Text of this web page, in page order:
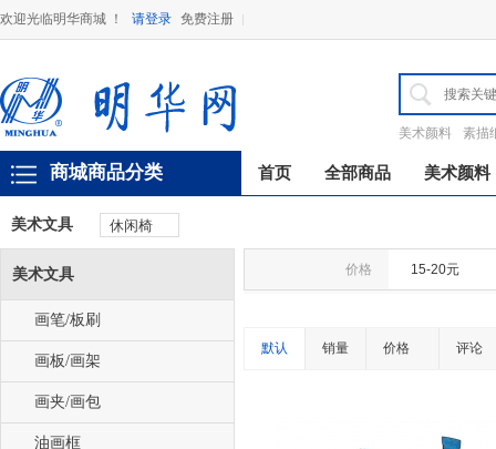
欢迎光临明华商城 ！ 请登录 免费注册
美术颜料 素描
商城商品分类 首页 全部商品 美术颜料
美术文具 休闲椅
美术文具
画笔/板刷
画板/画架
画夹/画包
油画框
价格 15-20元
默认 销量 价格 评论